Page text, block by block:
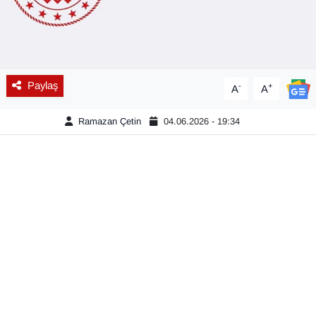
Paylaş A- A+
Ramazan Çetin 04.06.2026 - 19:34
EĞİTİM
Eleman
Emlak